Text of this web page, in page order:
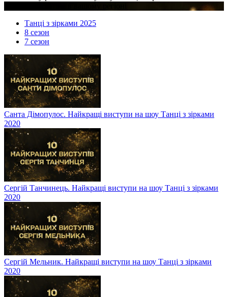
Танці з зірками 2025
8 сезон
7 сезон
Санта Дімопулос. Найкращі виступи на шоу Танці з зірками
2020
Сергій Танчинець. Найкращі виступи на шоу Танці з зірками
2020
Сергій Мельник. Найкращі виступи на шоу Танці з зірками
2020